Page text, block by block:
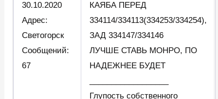
30.10.2020
Адрес:
Светогорск
Сообщений:
67
КАЯБА ПЕРЕД
334114/334113(334253/334254),
ЗАД 334147/334146
ЛУЧШЕ СТАВЬ МОНРО, ПО
НАДЕЖНЕЕ БУДЕТ
Глупость собственного